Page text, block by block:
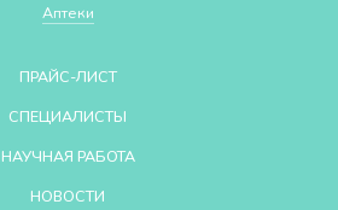
Аптеки
ПРАЙС-ЛИСТ
СПЕЦИАЛИСТЫ
НАУЧНАЯ РАБОТА
НОВОСТИ